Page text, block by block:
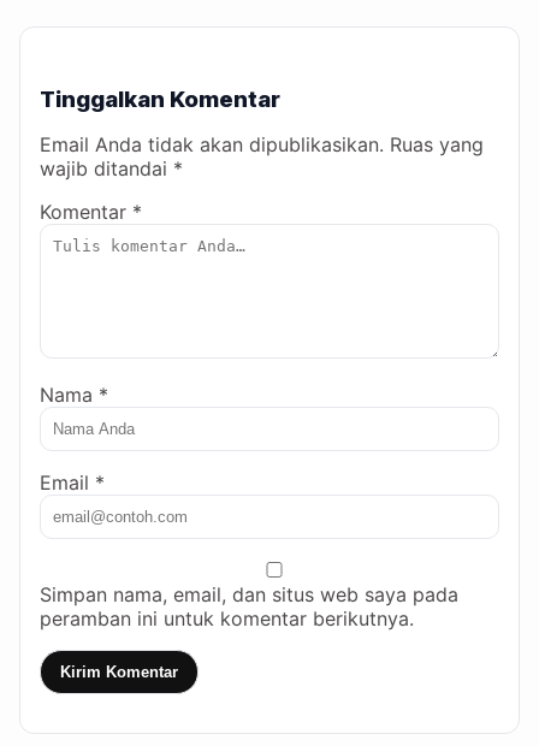
Tinggalkan Komentar
Email Anda tidak akan dipublikasikan. Ruas yang
wajib ditandai *
Komentar *
Nama *
Email *
Simpan nama, email, dan situs web saya pada
peramban ini untuk komentar berikutnya.
Kirim Komentar